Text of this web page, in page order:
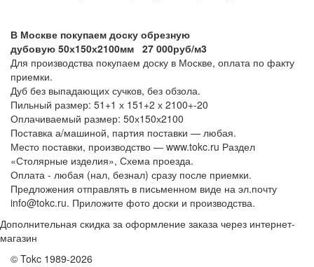
В Москве покупаем доску обрезную
дубовую 50х150х2100мм 27 000руб/м3
Для производства покупаем доску в Москве, оплата по факту
приемки.
Дуб без выпадающих сучков, без обзола.
Пильный размер: 51+1 х 151+2 х 2100+-20
Оплачиваемый размер: 50х150х2100
Поставка а/машиной, партия поставки — любая.
Место поставки, производство — www.tokc.ru Раздел
«Столярные изделия», Схема проезда.
Оплата - любая (нал, безнал) сразу после приемки.
Предложения отправлять в письменном виде на эл.почту
info@tokc.ru. Приложите фото доски и производства.
Дополнительная скидка за оформление заказа через интернет-
магазин
© Tokc 1989-2026